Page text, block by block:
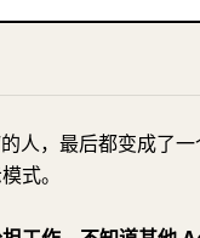
人，最后都变成了
式。